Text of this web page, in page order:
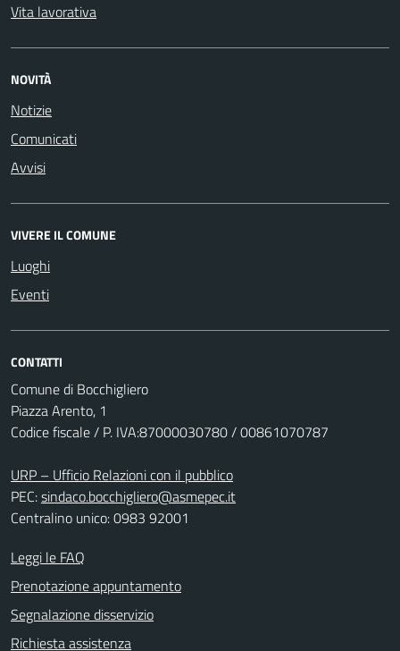
Vita lavorativa
NOVITÀ
Notizie
Comunicati
Avvisi
VIVERE IL COMUNE
Luoghi
Eventi
CONTATTI
Comune di Bocchigliero
Piazza Arento, 1
Codice fiscale / P. IVA:87000030780 / 00861070787
URP – Ufficio Relazioni con il pubblico
PEC:sindaco.bocchigliero@asmepec.it
Centralino unico: 0983 92001
Leggi le FAQ
Prenotazione appuntamento
Segnalazione disservizio
Richiesta assistenza